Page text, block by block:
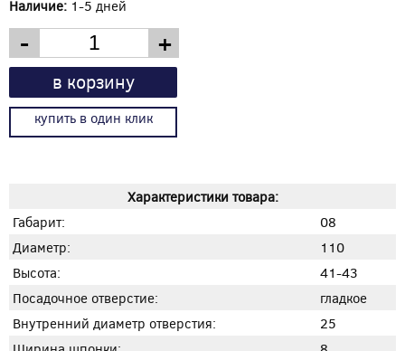
Наличие: 1-5 дней
- +
в корзину
купить в один клик
Характеристики товара:
Габарит:
08
Диаметр:
110
Высота:
41-43
Посадочное отверстие:
гладкое
Внутренний диаметр отверстия:
25